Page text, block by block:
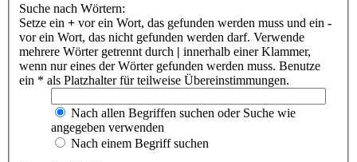
Suche nach Wörtern:
Setze ein + vor ein Wort, das gefunden werden muss und ein -
vor ein Wort, das nicht gefunden werden darf. Verwende
mehrere Wörter getrennt durch | innerhalb einer Klammer,
wenn nur eines der Wörter gefunden werden muss. Benutze
ein * als Platzhalter für teilweise Übereinstimmungen.
Nach allen Begriffen suchen oder Suche wie
angegeben verwenden
Nach einem Begriff suchen